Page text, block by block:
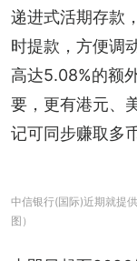
递进式活期存款
时提款，方便调
高达5.08%的额
要，更有港元、
记可同步赚取多
中信银行(国际)近期就提
图）